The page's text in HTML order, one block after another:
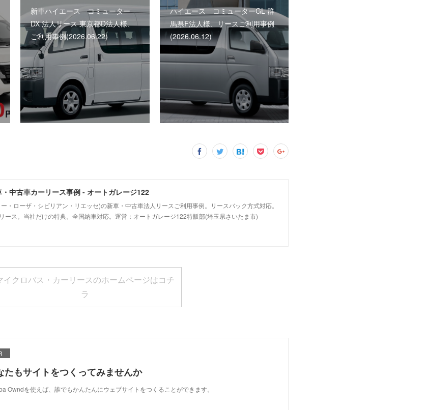
新車ハイエース コミューター
DX 法人リース 東京都D法人様、
ご利用事例(2026.06.22)
ハイエース コミューターGL 群
馬県F法人様、リースご利用事例
(2026.06.12)
中古車カーリース事例 - オートガレージ122
・ローザ・シビリアン・リエッセ)の新車・中古車法人リースご利用事例。リースバック方式対応。
ース。当社だけの特典。全国納車対応。運営：オートガレージ122特販部(埼玉県さいたま市)
イクロバス・カーリースのホームページはコチ
ラ
たもサイトをつくってみませんか
Owndを使えば、誰でもかんたんにウェブサイトをつくることができます。